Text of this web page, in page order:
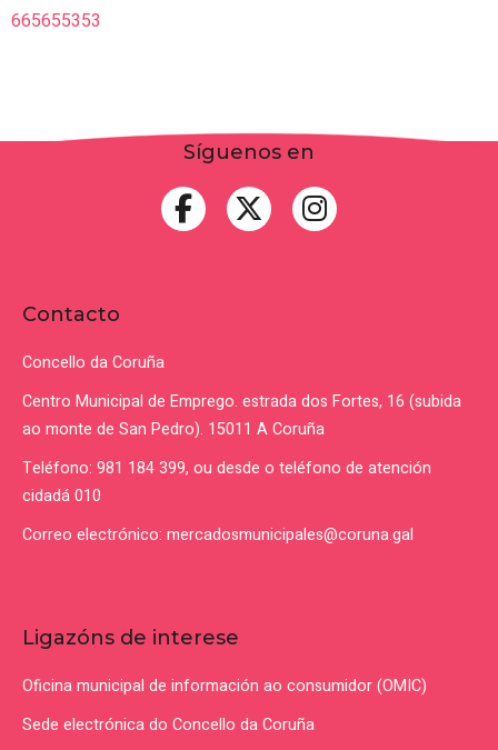
665655353
Síguenos en
Contacto
Concello da Coruña
Centro Municipal de Emprego. estrada dos Fortes, 16 (subida
ao monte de San Pedro). 15011 A Coruña
Teléfono: 981 184 399, ou desde o teléfono de atención
cidadá 010
Correo electrónico: mercadosmunicipales@coruna.gal
Ligazóns de interese
Oficina municipal de información ao consumidor (OMIC)
Sede electrónica do Concello da Coruña